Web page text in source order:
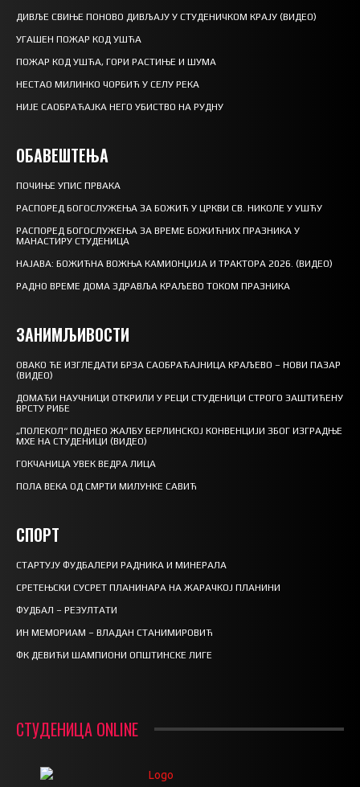
ДИВЉЕ СВИЊЕ ПОНОВО ДИВЉАЈУ У СТУДЕНИЧКОМ КРАЈУ (ВИДЕО)
УГАШЕН ПОЖАР КОД УШЋА
ПОЖАР КОД УШЋА, ГОРИ РАСТИЊЕ И ШУМА
НЕСТАО МИЛИНКО ЧОРБИЋ У СЕЛУ РЕКА
НИЈЕ САОБРАЋАЈКА НЕГО УБИСТВО НА РУДНУ
ОБАВЕШТЕЊА
ПОЧИЊЕ УПИС ПРВАКА
РАСПОРЕД БОГОСЛУЖЕЊА ЗА БОЖИЋ У ЦРКВИ СВ. НИКОЛЕ У УШЋУ
РАСПОРЕД БОГОСЛУЖЕЊА ЗА ВРЕМЕ БОЖИЋНИХ ПРАЗНИКА У
МАНАСТИРУ СТУДЕНИЦА
НАЈАВА: БОЖИЋНА ВОЖЊА КАМИОНЏИЈА И ТРАКТОРА 2026. (ВИДЕО)
РАДНО ВРЕМЕ ДОМА ЗДРАВЉА КРАЉЕВО ТОКОМ ПРАЗНИКА
ЗАНИМЉИВОСТИ
ОВАКО ЋЕ ИЗГЛЕДАТИ БРЗА САОБРАЋАЈНИЦА КРАЉЕВО – НОВИ ПАЗАР
(ВИДЕО)
ДОМАЋИ НАУЧНИЦИ ОТКРИЛИ У РЕЦИ СТУДЕНИЦИ СТРОГО ЗАШТИЋЕНУ
ВРСТУ РИБЕ
„ПОЛЕКОЛ“ ПОДНЕО ЖАЛБУ БЕРЛИНСКОЈ КОНВЕНЦИЈИ ЗБОГ ИЗГРАДЊЕ
МХЕ НА СТУДЕНИЦИ (ВИДЕО)
ГОКЧАНИЦА УВЕК ВЕДРА ЛИЦА
ПОЛА ВЕКА ОД СМРТИ МИЛУНКЕ САВИЋ
СПОРТ
СТАРТУЈУ ФУДБАЛЕРИ РАДНИКА И МИНЕРАЛА
СРЕТЕЊСКИ СУСРЕТ ПЛАНИНАРА НА ЖАРАЧКОЈ ПЛАНИНИ
ФУДБАЛ – РЕЗУЛТАТИ
ИН МЕМОРИАМ – ВЛАДАН СТАНИМИРОВИЋ
ФК ДЕВИЋИ ШАМПИОНИ ОПШТИНСКЕ ЛИГЕ
СТУДЕНИЦА ONLINE